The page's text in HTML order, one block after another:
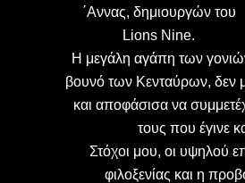
΄Αννας, δημιουργών του
Lions Nine.
H μεγάλη αγάπη των
βουνό των Κενταύρων, δεν
και αποφάσισα να
τους που έγινε
Στόχοι μου, οι υψηλού
φιλοξενίας και η